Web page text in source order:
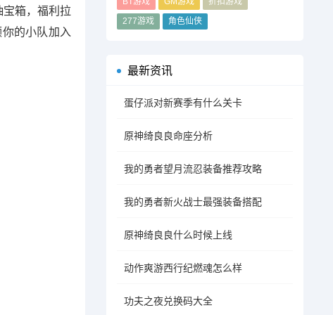
277游戏
角色仙侠
最新资讯
蛋仔派对新赛季有什么关卡
原神绮良良命座分析
我的勇者望月流忍装备推荐攻略
我的勇者新火战士最强装备搭配
原神绮良良什么时候上线
动作爽游西行纪燃魂怎么样
功夫之夜兑换码大全
箱，福利拉
的小队加入